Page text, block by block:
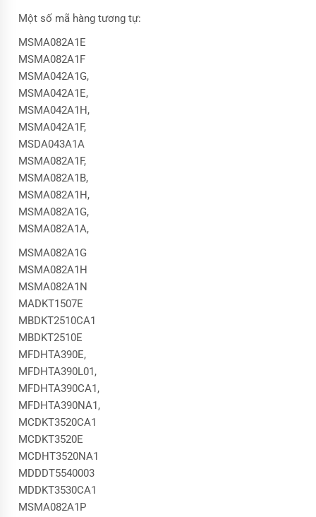
Một số mã hàng tương tự:
MSMA082A1E
MSMA082A1F
MSMA042A1G,
MSMA042A1E,
MSMA042A1H,
MSMA042A1F,
MSDA043A1A
MSMA082A1F,
MSMA082A1B,
MSMA082A1H,
MSMA082A1G,
MSMA082A1A,
MSMA082A1G
MSMA082A1H
MSMA082A1N
MADKT1507E
MBDKT2510CA1
MBDKT2510E
MFDHTA390E,
MFDHTA390L01,
MFDHTA390CA1,
MFDHTA390NA1,
MCDKT3520CA1
MCDKT3520E
MCDHT3520NA1
MDDDT5540003
MDDKT3530CA1
MSMA082A1P